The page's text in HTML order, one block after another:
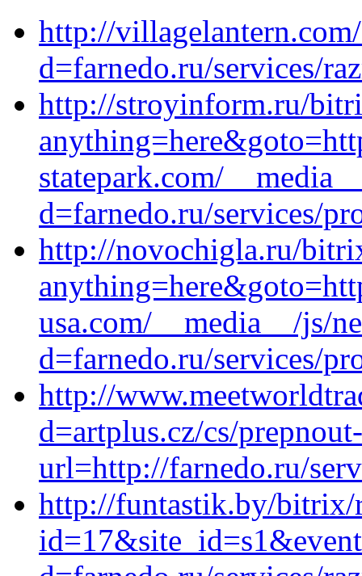
http://
d=farnedo.ru/services/
http://stroyinform.ru/
statepark.com/
d=farnedo.ru/services/
http://novochigla.ru/
usa.com/__media__/js/
d=farnedo.ru/services/
http://
d=artplus.cz/cs/
url=http://farnedo.ru/
http://funtastik.by/bitrix/